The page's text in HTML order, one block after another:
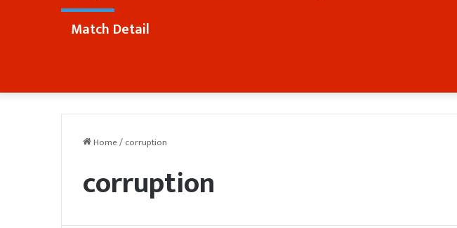
Match Detail
Home/corruption
corruption